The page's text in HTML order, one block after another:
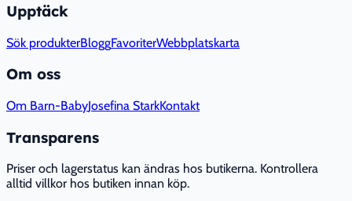
Upptäck
Sök produkterBloggFavoriterWebbplatskarta
Om oss
Om Barn-BabyJosefina StarkKontakt
Transparens
Priser och lagerstatus kan ändras hos butikerna. Kontrollera
alltid villkor hos butiken innan köp.